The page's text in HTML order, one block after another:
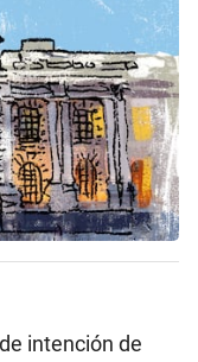
intención de